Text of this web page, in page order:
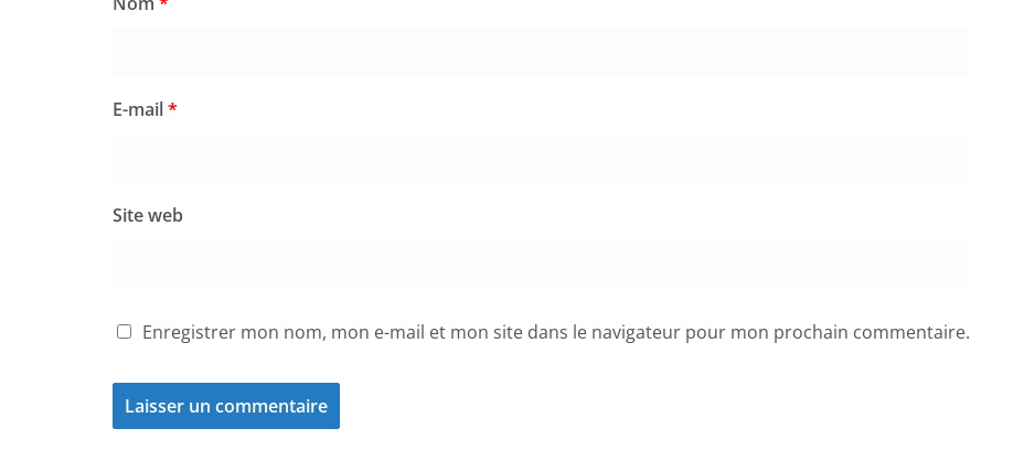
E-mail*
Site web
Enregistrer mon nom, mon e-mail et mon site dans le navigateur pour mon prochain commentaire.